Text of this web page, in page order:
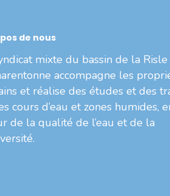
de nous
mixte du bassin de la
accompagne les
et réalise des études et des
cours d’eau et zones humides,
de la qualité de l’eau et de la